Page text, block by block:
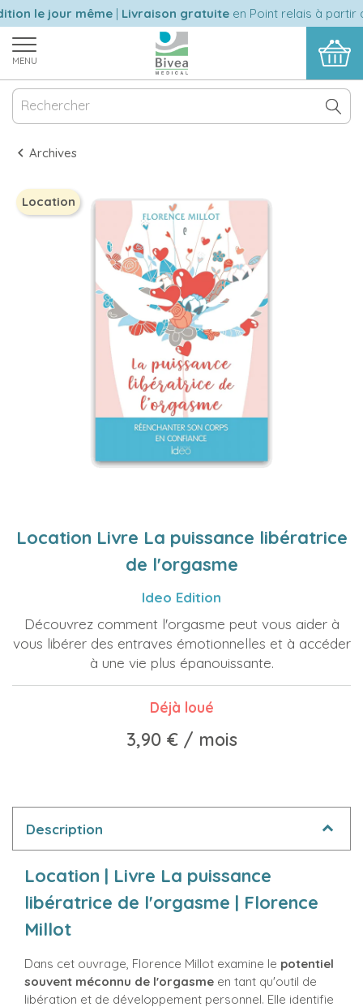
le jour même|Livraison gratuiteen Point relais à partir
MENU
Archives
Location
Location Livre La puissance libératrice
de l'orgasme
Ideo Edition
Découvrez comment l'orgasme peut vous aider à
vous libérer des entraves émotionnelles et à accéder
à une vie plus épanouissante.
Déjà loué
3,90 €/ mois
Description
Location | Livre La puissance
libératrice de l'orgasme | Florence
Millot
Dans cet ouvrage, Florence Millot examine le potentiel
souvent méconnu de l'orgasme en tant qu'outil de
libération et de développement personnel. Elle identifie